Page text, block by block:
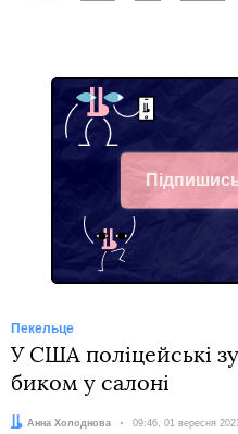
Telegram
Пекельце
У США поліцейські
биком у салоні
Автор:
Анна Холоднова Дата:
09:46, 01 вересня